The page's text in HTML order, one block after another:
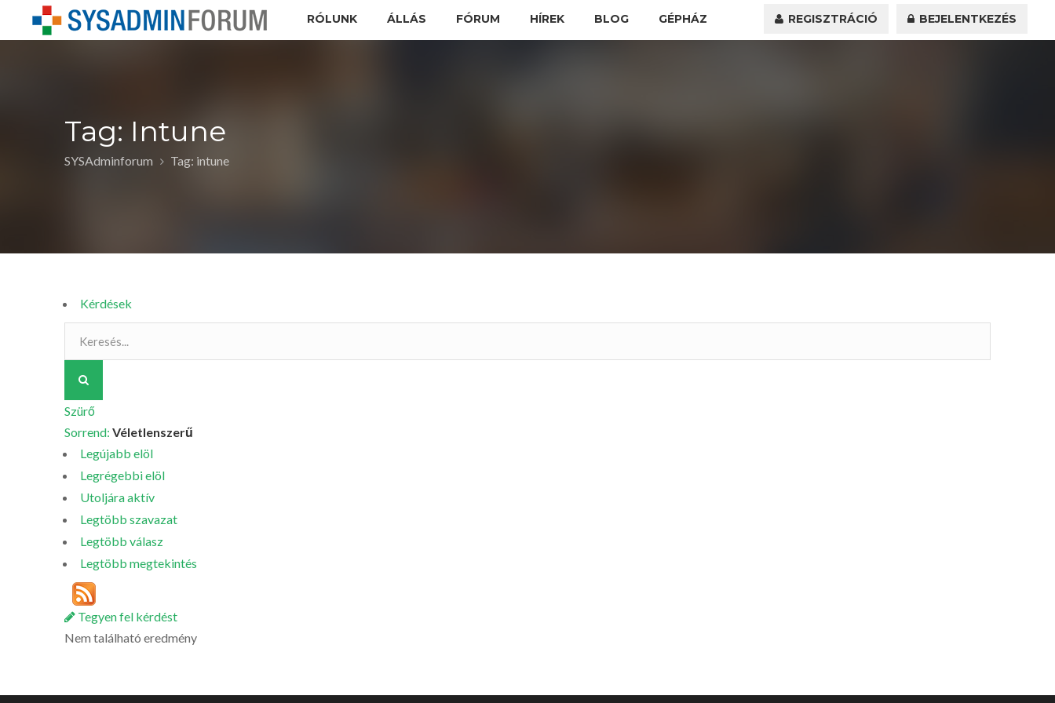
RÓLUNK ÁLLÁS FÓRUM HÍREK BLOG GÉPHÁZ REGISZTRÁCIÓ BEJELENTKEZÉS
Tag: Intune
SYSAdminforum Tag: intune
Kérdések
Szürő
Sorrend: Véletlenszerű
Legújabb elöl
Legrégebbi elöl
Utoljára aktív
Legtöbb szavazat
Legtöbb válasz
Legtöbb megtekintés
Tegyen fel kérdést
Nem található eredmény